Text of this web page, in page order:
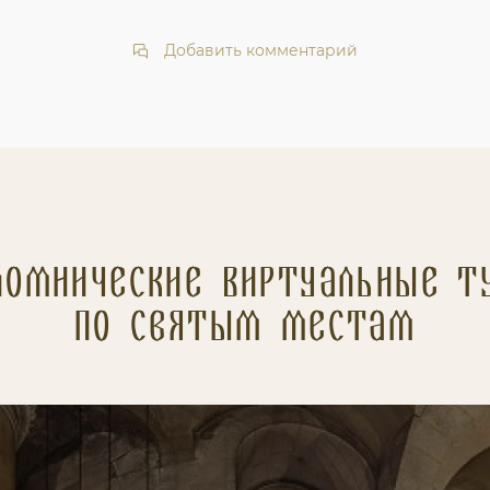
Добавить комментарий
Виртуальные
по святым местам